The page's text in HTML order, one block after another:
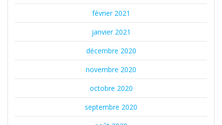
février 2021
janvier 2021
décembre 2020
novembre 2020
octobre 2020
septembre 2020